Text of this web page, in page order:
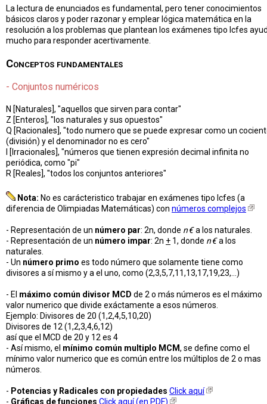
La lectura de enunciados es fundamental, pero tener conocimientos
básicos claros y poder razonar y emplear lógica matemática en la
resolución a los problemas que plantean los exámenes tipo Icfes
mucho para responder acertivamente.
Conceptos fundamentales
- Conjuntos numéricos
N [Naturales], "aquellos que sirven para contar"
Z [Enteros], "los naturales y sus opuestos"
Q [Racionales], "todo numero que se puede expresar como un
(división) y el denominador no es cero"
I [Irracionales], "números que tienen expresión decimal infinita no
periódica, como "pi"
R [Reales], "todos los conjuntos anteriores"
Nota: No es carácteristico trabajar en exámenes tipo Icfes (a
diferencia de Olimpiadas Matemáticas) con números complejos
- Representación de un número par: 2n, donde n€a los naturales.
- Representación de un número impar: 2n + 1, donde n€a los
naturales.
- Un número primo es todo número que solamente tiene como
divisores a sí mismo y a el uno, como (2,3,5,7,11,13,17,19,23,...)
- El máximo común divisor MCD de 2 o más números es el máximo
valor numerico que divide exáctamente a esos números.
Ejemplo: Divisores de 20 (1,2,4,5,10,20)
Divisores de 12 (1,2,3,4,6,12)
así que el MCD de 20 y 12 es 4
- Así mismo, el mínimo común multiplo MCM, se define como el
mínimo valor numerico que es común entre los múltiplos de 2 o mas
números.
- Potencias y Radicales con propiedades Click aquí
- Gráficas de funciones Click aquí (en PDF)